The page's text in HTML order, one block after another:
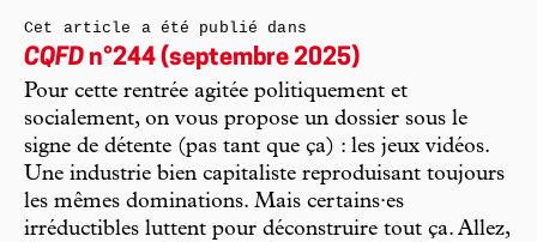
Cet article a été publié dans
CQFD n°244 (septembre 2025)
Pour cette rentrée agitée politiquement et
socialement, on vous propose un dossier sous le
signe de détente (pas tant que ça) : les jeux vidéos.
Une industrie bien capitaliste reproduisant toujours
les mêmes dominations. Mais certains·es
irréductibles luttent pour déconstruire tout ça. Allez,